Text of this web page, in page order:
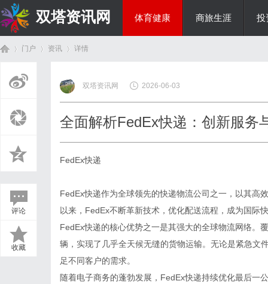
双塔资讯网 体育健康 商旅生涯 投
门户 资讯
›
详情
评论
收藏
双塔资讯网 2026-06-03
全面解析FedEx快递：创新服务
FedEx快递
FedEx快递作为全球领先的快递物流公司之一，以其高
以来，FedEx不断革新技术，优化配送流程，成为国际
FedEx快递的核心优势之一是其强大的全球物流网络。
辆，实现了几乎全天候无缝的货物运输。无论是紧急文
足不同客户的需求。
随着电子商务的蓬勃发展，FedEx快递持续优化最后一